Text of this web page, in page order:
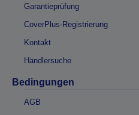
Garantieprüfung
CoverPlus-Registrierung
Kontakt
Händlersuche
Bedingungen
AGB